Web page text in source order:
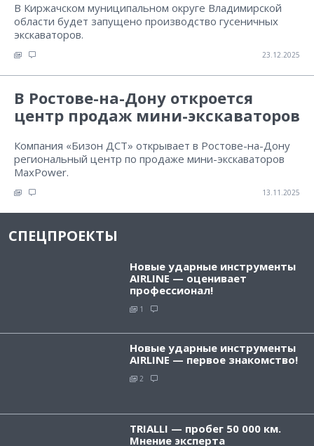
В Киржачском муниципальном округе Владимирской
области будет запущено производство гусеничных
экскаваторов.
23.12.2025
В Ростове-на-Дону откроется
центр продаж мини-экскаваторов
Компания «Бизон ДСТ» открывает в Ростове-на-Дону
региональный центр по продаже мини-экскаваторов
MaxPower.
13.11.2025
СПЕЦПРОЕКТЫ
Новые ударные инструменты
AIRLINE — оценивает
профессионал!
1
Новые ударные инструменты
AIRLINE — первое знакомство!
2
TRIALLI — пробег 50 000 км.
Мнение эксперта